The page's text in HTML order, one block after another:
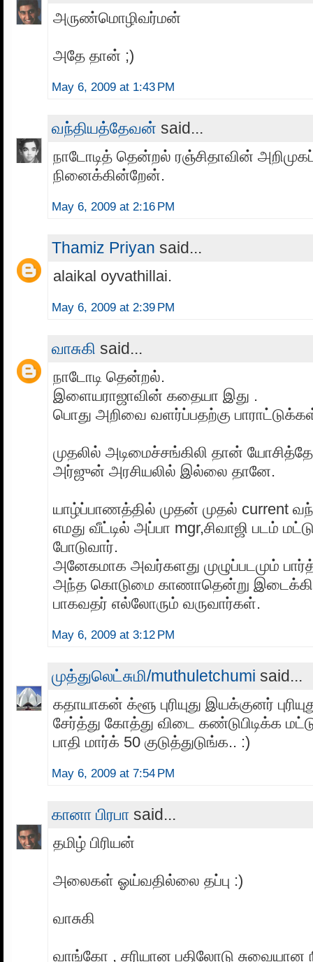
அருண்மொழிவர்மன்
அதே தான் ;)
May 6, 2009 at 1:43 PM
வந்தியத்தேவன் said...
நாடோடித் தென்றல் ரஞ்சிதாவின்
நினைக்கின்றேன்.
May 6, 2009 at 2:16 PM
Thamiz Priyan said...
alaikal oyvathillai.
May 6, 2009 at 2:39 PM
வாசுகி said...
நாடோடி தென்றல்.
இளையராஜாவின் கதையா இது .
பொது அறிவை வளர்ப்பதற்கு
முதலில் அடிமைச்சங்கிலி தான்
அர்ஜுன் அரசியலில் இல்லை தானே.
யாழ்ப்பாணத்தில் முதன் முதல் current
எமது வீட்டில் அப்பா mgr,சிவாஜி படம்
போடுவார்.
அனேகமாக அவர்களது முழுப்படமும்
அந்த கொடுமை காணாதென்று
பாகவதர் எல்லோரும் வருவார்கள்.
May 6, 2009 at 3:12 PM
முத்துலெட்சுமி/muthuletchumi said...
கதாயாகன் க்ளூ புரியுது இயக்குனர்
சேர்த்து கோத்து விடை கண்டுபிடிக்க
பாதி மார்க் 50 குடுத்துடுங்க.. :)
May 6, 2009 at 7:54 PM
கானா பிரபா said...
தமிழ் பிரியன்
அலைகள் ஓய்வதில்லை தப்பு :)
வாசுகி
வாங்கோ , சரியான பதிலோடு சுவையான